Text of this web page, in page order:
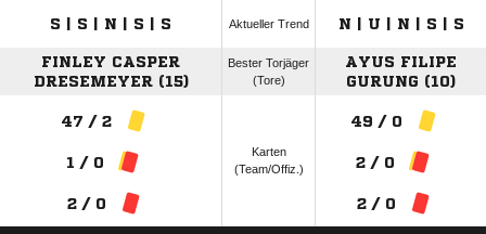
S | S | N | S | S Aktueller Trend N | U | N | S | S
FINLEY CASPER
DRESEMEYER (15)
Bester Torjäger
(Tore)
AYUS FILIPE
GURUNG (10)
47 / 2
1 / 0
2 / 0
Karten
(Team/Offiz.)
49 / 0
2 / 0
2 / 0